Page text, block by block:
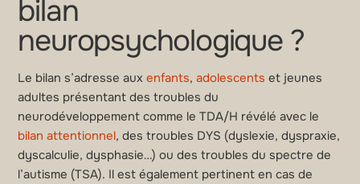
bilan
neuropsychologique ?
Le bilan s’adresse auxenfants,adolescents et jeunes
adultes présentant des troubles du
neurodéveloppement comme le TDA/H révélé avec le
bilan attentionnel, des troubles DYS (dyslexie, dyspraxie,
dyscalculie, dysphasie…) ou des troubles du spectre de
l’autisme (TSA). Il est également pertinent en cas de